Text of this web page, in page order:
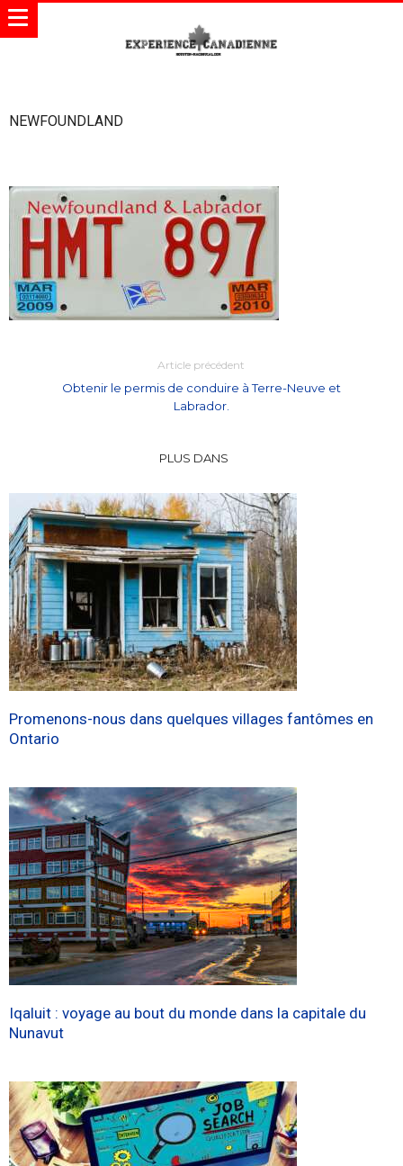
NEWFOUNDLAND
Article précédent
Obtenir le permis de conduire à Terre-Neuve et
Labrador.
PLUS DANS
Promenons-nous dans quelques villages fantômes en
Ontario
Iqaluit : voyage au bout du monde dans la capitale du
Nunavut